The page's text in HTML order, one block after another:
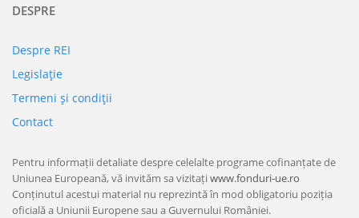
DESPRE
Despre REI
Legislaţie
Termeni şi condiţii
Contact
Pentru informații detaliate despre celelalte programe cofinanțate de
Uniunea Europeană, vă invităm sa vizitațiwww.fonduri-ue.ro
Conținutul acestui material nu reprezintă în mod obligatoriu poziția
oficială a Uniunii Europene sau a Guvernului României.